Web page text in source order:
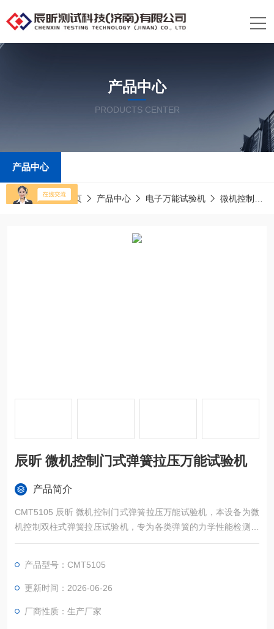
产品中心
PRODUCTS CENTER
产品中心
当前位置：首页 产品中心 电子万能试验机 微机控制电子万能试验机
辰昕 微机控制门式弹簧拉压万能试验机
产品简介
CMT5105 辰昕 微机控制门式弹簧拉压万能试验机，本设备为微
机控制双柱式弹簧拉压试验机，专为各类弹簧的力学性能检测打
造，最大试验力 100kN，可完成弹簧的拉伸、压缩、刚度、弹性
伺服驱动系统与高精度测控软件，加载平稳、力值控制精准，数
据采集与曲线分析自动化完成，是弹簧生产企业、汽车零部件、
产品型号：CMT5105
更新时间：2026-06-26
厂商性质：生产厂家